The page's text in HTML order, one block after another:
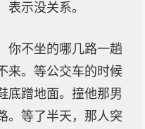
示没关系。
你不坐的哪几路一趟
来。等公交车的时候
底蹭地面。撞他那男
。等了半天，那人突